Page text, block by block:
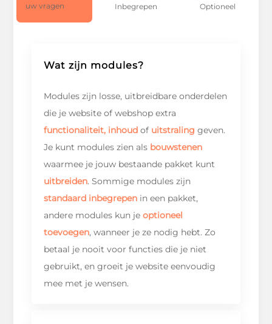
uw vragen
Inbegrepen Optioneel
Wat zijn modules?
Modules zijn losse, uitbreidbare onderdelen
die je website of webshop extra
functionaliteit, inhoudof uitstraling geven.
Je kunt modules zien als bouwstenen
waarmee je jouw bestaande pakket kunt
uitbreiden. Sommige modules zijn
standaard inbegrepen in een pakket,
andere modules kun jeoptioneel
toevoegen, wanneer je ze nodig hebt. Zo
betaal je nooit voor functies die je niet
gebruikt, en groeit je website eenvoudig
mee met je wensen.